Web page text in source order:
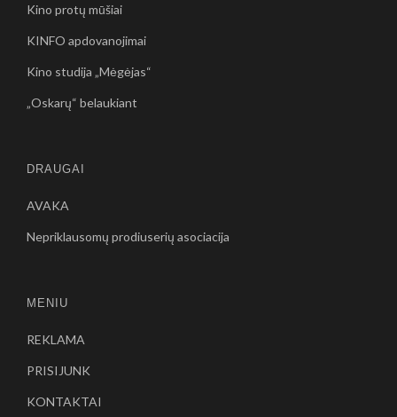
Kino protų mūšiai
KINFO apdovanojimai
Kino studija „Mėgėjas“
„Oskarų“ belaukiant
DRAUGAI
AVAKA
Nepriklausomų prodiuserių asociacija
MENIU
REKLAMA
PRISIJUNK
KONTAKTAI